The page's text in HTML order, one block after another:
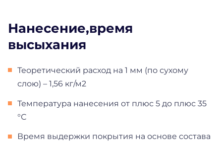
Нанесение,время
высыхания
Теоретический расход на 1 мм (по сухому
слою) – 1,56 кг/м2
Температура нанесения от плюс 5 до плюс 35
°С
Время выдержки покрытия на основе состава